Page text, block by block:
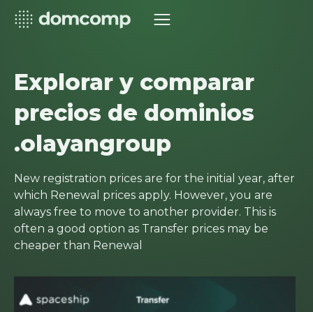
Explorar y comparar
precios de dominios
.olayangroup
New registration prices are for the initial year, after
which Renewal prices apply. However, you are
always free to move to another provider. This is
often a good option as Transfer prices may be
cheaper than Renewal